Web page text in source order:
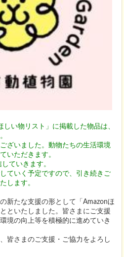
い物リスト」に掲載した物品は、
ざいました。動物たちの生活環境
いただきます。
ていきます。
ていく予定ですので、引き続きご
します。
新たな支援の形として「Amazonほ
といたしました。皆さまにご支援
境の向上等を積極的に進めていき
皆さまのご支援・ご協力をよろし